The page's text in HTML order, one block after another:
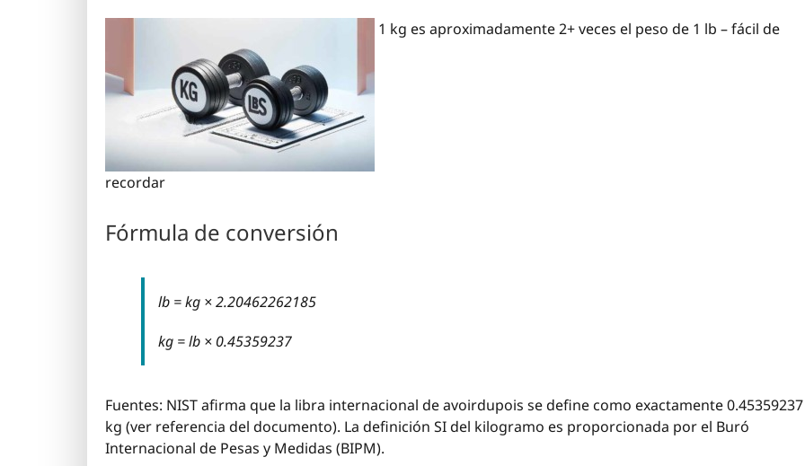
1 kg es aproximadamente 2+ veces el peso de 1 lb – fácil de
recordar
Fórmula de conversión
lb = kg × 2.20462262185
kg = lb × 0.45359237
Fuentes: NIST afirma que la libra internacional de avoirdupois se define como exactamente 0.45359237
kg (ver referencia del documento). La definición SI del kilogramo es proporcionada por el Buró
Internacional de Pesas y Medidas (BIPM).